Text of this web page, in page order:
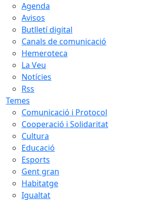
Agenda
Avisos
Butlletí digital
Canals de comunicació
Hemeroteca
La Veu
Notícies
Rss
Temes
Comunicació i Protocol
Cooperació i Solidaritat
Cultura
Educació
Esports
Gent gran
Habitatge
Igualtat